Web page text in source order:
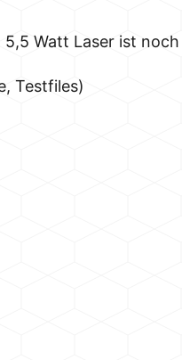
Watt Laser ist
Testfiles)